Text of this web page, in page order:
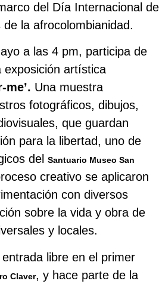
del Día Internacional de
la afrocolombianidad.
a las 4 pm, participa de
exposición artística
me’. Una muestra
fotográficos, dibujos,
que guardan
para la libertad, uno de
del
Santuario Museo San
creativo se aplicaron
con diversos
sobre la vida y obra de
y locales.
libre en el primer
Claver, y hace parte de la